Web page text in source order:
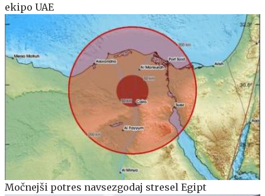
ekipo UAE
Močnejši potres navsezgodaj stresel Egipt